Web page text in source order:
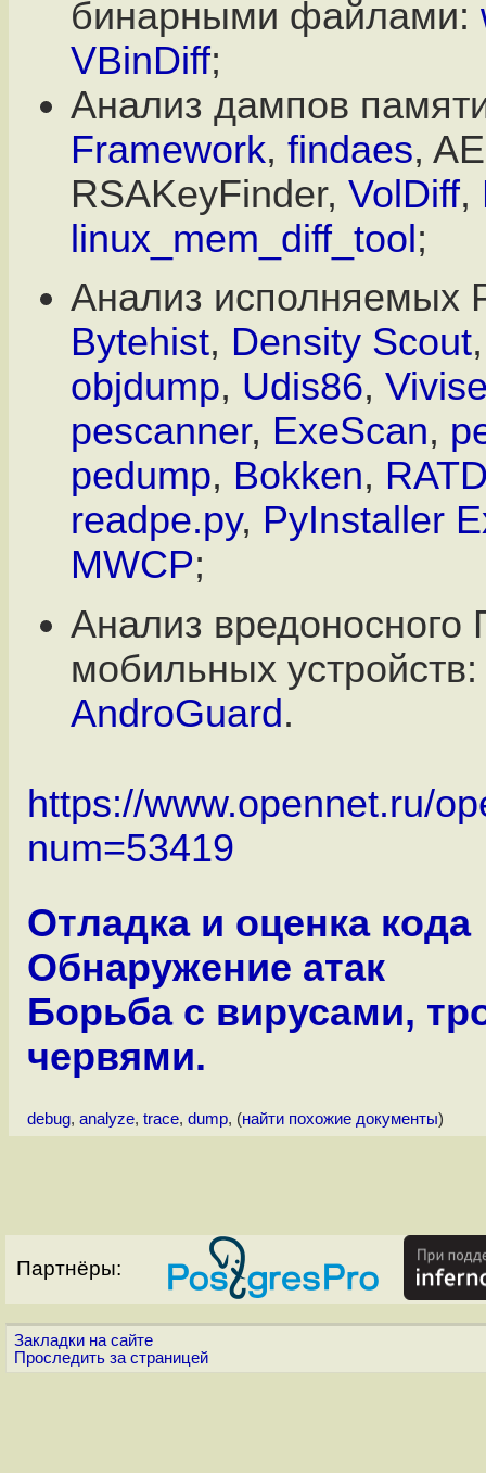
бинарными файлами:
VBinDiff;
Анализ дампов
Framework, findaes,
RSAKeyFinder, VolDiff,
linux_mem_diff_tool ;
Анализ исполняемых
Bytehist, Density Scout
objdump, Udis86,
pescanner, ExeScan,
pedump, Bokken,
readpe.py, PyInstaller
MWCP;
Анализ
мобильных
AndroGuard.
https://www.opennet.ru/
num=53419
Отладка и оценка кода
Обнаружение атак
Борьба с вирусами,
червями.
debug, analyze, trace, dump, (найти похожие документы)
Партнёры:
Закладки на сайте
Проследить за страницей